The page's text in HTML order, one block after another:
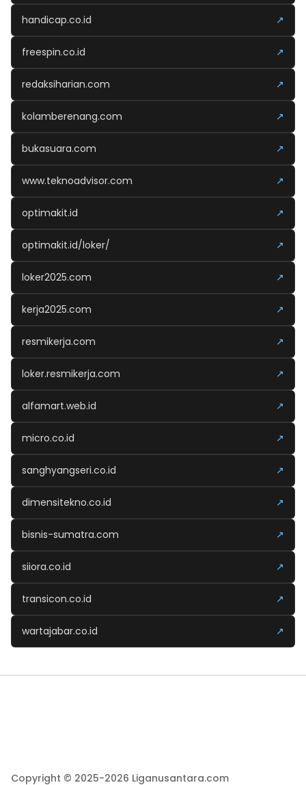
handicap.co.id ↗
freespin.co.id ↗
redaksiharian.com ↗
kolamberenang.com ↗
bukasuara.com ↗
www.teknoadvisor.com ↗
optimakit.id ↗
optimakit.id/loker/ ↗
loker2025.com ↗
kerja2025.com ↗
resmikerja.com ↗
loker.resmikerja.com ↗
alfamart.web.id ↗
micro.co.id ↗
sanghyangseri.co.id ↗
dimensitekno.co.id ↗
bisnis-sumatra.com ↗
siiora.co.id ↗
transicon.co.id ↗
wartajabar.co.id ↗
Copyright © 2025-2026 Liganusantara.com